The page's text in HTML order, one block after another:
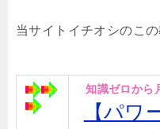
当サイトイチオシのこの
知識ゼロから
【パワ